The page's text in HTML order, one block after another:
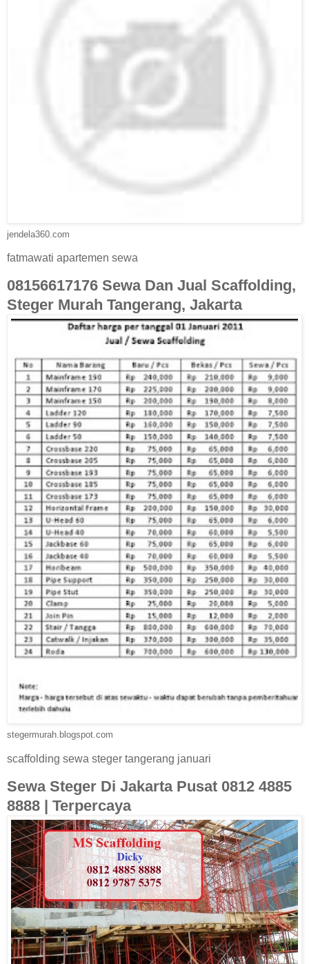
jendela360.com
fatmawati apartemen sewa
08156617176 Sewa Dan Jual Scaffolding,
Steger Murah Tangerang, Jakarta
stegermurah.blogspot.com
scaffolding sewa steger tangerang januari
Sewa Steger Di Jakarta Pusat 0812 4885
8888 | Terpercaya